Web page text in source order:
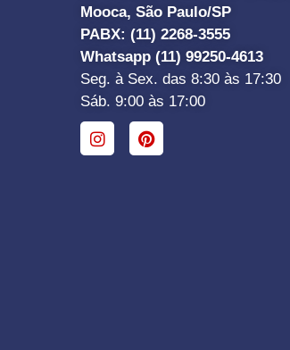
Mooca, São Paulo/SP
PABX: (11) 2268-3555
Whatsapp (11) 99250-4613
Seg. à Sex. das 8:30 às 17:30
Sáb. 9:00 às 17:00